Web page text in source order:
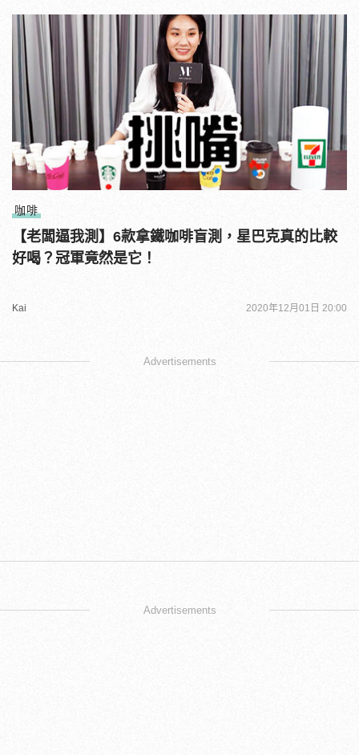
咖啡
【老闆逼我測】6款拿鐵咖啡盲測，星巴克真的比較
好喝？冠軍竟然是它！
Kai 2020年12月01日 20:00
Advertisements
Advertisements